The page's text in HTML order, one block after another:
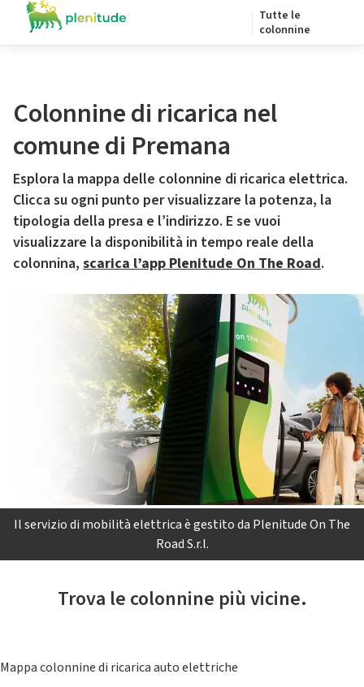
Tutte le
colonnine
Colonnine di ricarica nel
comune di Premana
Esplora la mappa delle colonnine di ricarica elettrica.
Clicca su ogni punto per visualizzare la potenza, la
tipologia della presa e l’indirizzo. E se vuoi
visualizzare la disponibilità in tempo reale della
colonnina, scarica l’app Plenitude On The Road.
Il servizio di mobilità elettrica è gestito da Plenitude On The
Road S.r.l.
Trova le colonnine più vicine.
Mappa colonnine di ricarica auto elettriche